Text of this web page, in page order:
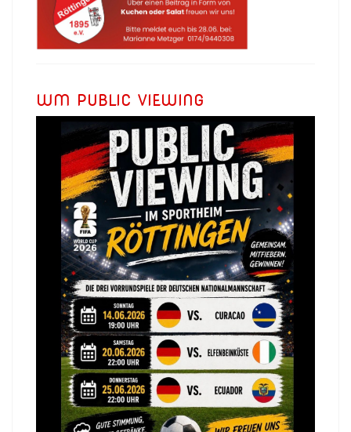
WM PUBLIC VIEWING